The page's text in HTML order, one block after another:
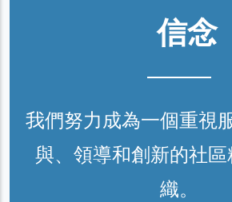
信念
我們努力成為一個重視
與、領導和創新的社
織。